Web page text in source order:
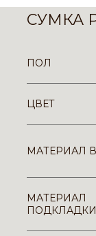
СУМКА
ПОЛ
ЦВЕТ
МАТЕРИАЛ
МАТЕРИАЛ
ПОДКЛАДКИ